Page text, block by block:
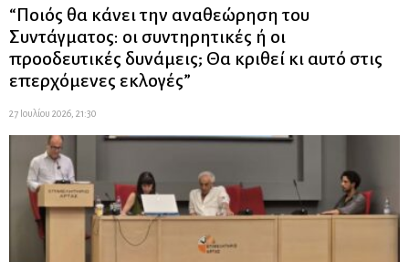
“Ποιός θα κάνει την αναθεώρηση του
Συντάγματος: οι συντηρητικές ή οι
προοδευτικές δυνάμεις; Θα κριθεί κι αυτό στις
επερχόμενες εκλογές”
27 Ιουλίου 2026, 21:30